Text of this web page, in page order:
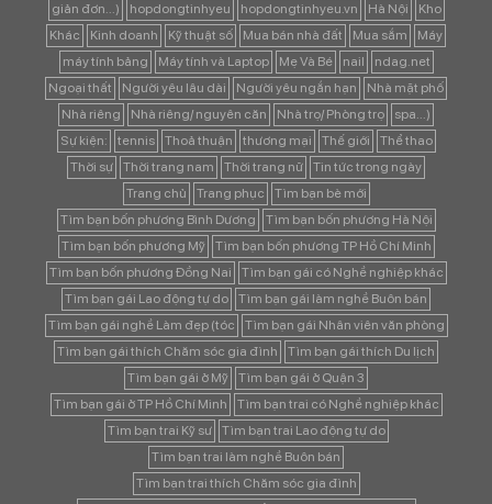
giản đơn...)
hopdongtinhyeu hopdongtinhyeu.vn Hà Nội
Kho
Khác
Kinh doanh Kỹ thuật số Mua bán nhà đất Mua sắm
Máy
máy tính bảng
Máy tính và Laptop Mẹ Và Bé nail
ndag.net
Ngoại thất
Người yêu lâu dài Người yêu ngắn hạn
Nhà mặt phố
Nhà riêng
Nhà riêng/ nguyên căn Nhà trọ/ Phòng trọ
spa...)
Sự kiện:
tennis Thoả thuận thương mại Thế giới
Thể thao
Thời sự
Thời trang nam Thời trang nữ
Tin tức trong ngày
Trang chủ
Trang phục
Tìm bạn bè mới
Tìm bạn bốn phương Bình Dương
Tìm bạn bốn phương Hà Nội
Tìm bạn bốn phương Mỹ
Tìm bạn bốn phương TP Hồ Chí Minh
Tìm bạn bốn phương Đồng Nai
Tìm bạn gái có Nghề nghiệp khác
Tìm bạn gái Lao động tự do
Tìm bạn gái làm nghề Buôn bán
Tìm bạn gái nghề Làm đẹp (tóc
Tìm bạn gái Nhân viên văn phòng
Tìm bạn gái thích Chăm sóc gia đình
Tìm bạn gái thích Du lịch
Tìm bạn gái ở Mỹ
Tìm bạn gái ở Quận 3
Tìm bạn gái ở TP Hồ Chí Minh
Tìm bạn trai có Nghề nghiệp khác
Tìm bạn trai Kỹ sư
Tìm bạn trai Lao động tự do
Tìm bạn trai làm nghề Buôn bán
Tìm bạn trai thích Chăm sóc gia đình